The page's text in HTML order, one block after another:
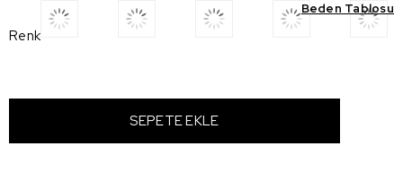
Beden Tablosu
Renk